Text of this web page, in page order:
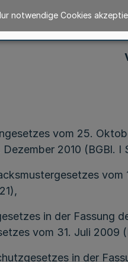
vom 25.
2010 (BGBl. I
in der Fassung
vom 31. Juli 2009
in der
notwendige Cookies